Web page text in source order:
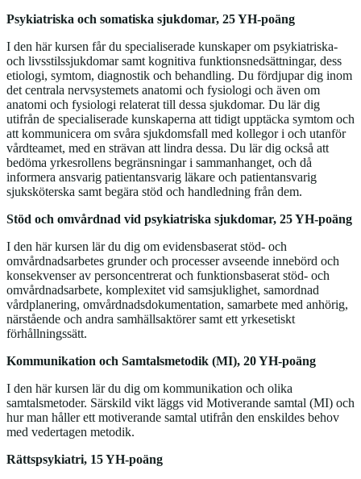
Psykiatriska och somatiska sjukdomar, 25 YH-poäng
I den här kursen får du specialiserade kunskaper om psykiatriska-
och livsstilssjukdomar samt kognitiva funktionsnedsättningar, dess
etiologi, symtom, diagnostik och behandling. Du fördjupar dig inom
det centrala nervsystemets anatomi och fysiologi och även om
anatomi och fysiologi relaterat till dessa sjukdomar. Du lär dig
utifrån de specialiserade kunskaperna att tidigt upptäcka symtom och
att kommunicera om svåra sjukdomsfall med kollegor i och utanför
vårdteamet, med en strävan att lindra dessa. Du lär dig också att
bedöma yrkesrollens begränsningar i sammanhanget, och då
informera ansvarig patientansvarig läkare och patientansvarig
sjuksköterska samt begära stöd och handledning från dem.
Stöd och omvårdnad vid psykiatriska sjukdomar, 25 YH-poäng
I den här kursen lär du dig om evidensbaserat stöd- och
omvårdnadsarbetes grunder och processer avseende innebörd och
konsekvenser av personcentrerat och funktionsbaserat stöd- och
omvårdnadsarbete, komplexitet vid samsjuklighet, samordnad
vårdplanering, omvårdnadsdokumentation, samarbete med anhörig,
närstående och andra samhällsaktörer samt ett yrkesetiskt
förhållningssätt.
Kommunikation och Samtalsmetodik (MI), 20 YH-poäng
I den här kursen lär du dig om kommunikation och olika
samtalsmetoder. Särskild vikt läggs vid Motiverande samtal (MI) och
hur man håller ett motiverande samtal utifrån den enskildes behov
med vedertagen metodik.
Rättspsykiatri, 15 YH-poäng